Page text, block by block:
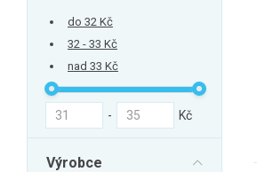
Sedací vaky
Sport, outdoor
Všechny kategorie
do 32 Kč
32 - 33 Kč
nad 33 Kč
- Kč
Výrobce